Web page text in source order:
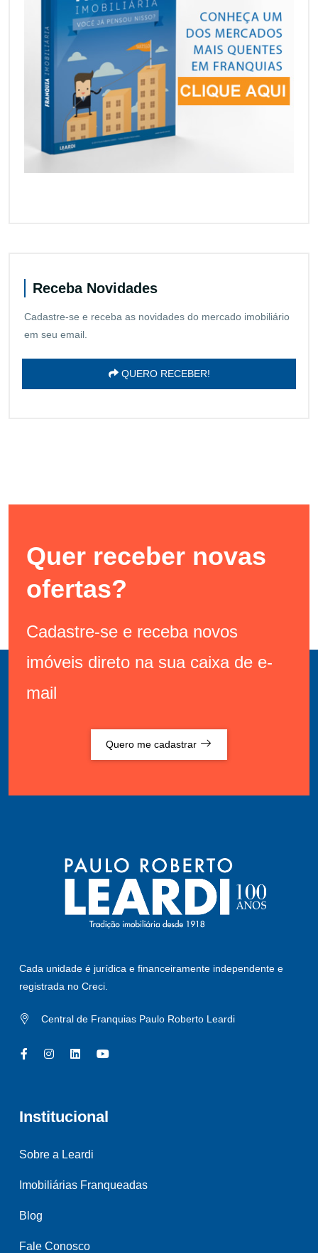
Receba Novidades
Cadastre-se e receba as novidades do mercado imobiliário
em seu email.
QUERO RECEBER!
Quer receber novas
ofertas?
Cadastre-se e receba novos
imóveis direto na sua caixa de e-
mail
Quero me cadastrar
Cada unidade é jurídica e financeiramente independente e
registrada no Creci.
Central de Franquias Paulo Roberto Leardi
Institucional
Sobre a Leardi
Imobiliárias Franqueadas
Blog
Fale Conosco